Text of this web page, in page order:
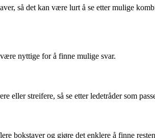
så det kan være lurt å se etter mulige
nyttige for å finne mulige svar.
streifere, så se etter ledetråder som
bokstaver og gjøre det enklere å finne